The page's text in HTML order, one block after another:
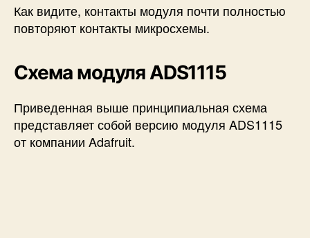
Как видите, контакты модуля почти полностью
повторяют контакты микросхемы.
Схема модуля ADS1115
Приведенная выше принципиальная схема
представляет собой версию модуля ADS1115
от компании Adafruit.